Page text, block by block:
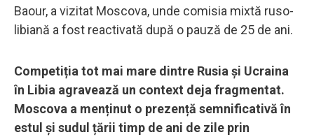
Baour, a vizitat Moscova, unde comisia mixtă ruso-
libiană a fost reactivată după o pauză de 25 de ani.
Competiția tot mai mare dintre Rusia și Ucraina
în Libia agravează un context deja fragmentat.
Moscova a menținut o prezență semnificativă în
estul și sudul țării timp de ani de zile prin